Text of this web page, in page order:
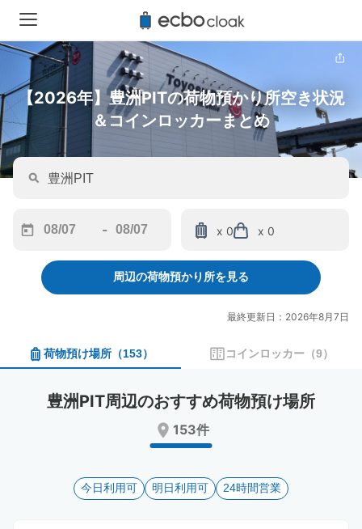
【2026年】豊洲PITの荷物預かり所空き状況
＆コインロッカーまとめ
forward
interact
calendar
and
a
date.
-
backward
to
interact
and
a
date.
mark
key
x 0 x 0
周辺の荷物預かり所を見る
最終更新日：2026年8月7日
荷物預け場所 （153） コインロッカー （9）
豊洲PIT周辺のおすすめ荷物預け場所
153件
今日利用可 明日利用可 24時間営業